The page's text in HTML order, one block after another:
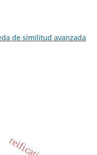
de similitud avanzada